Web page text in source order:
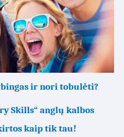
ir nori tobulėti?
Skills“ anglų kalbos
kaip tik tau!